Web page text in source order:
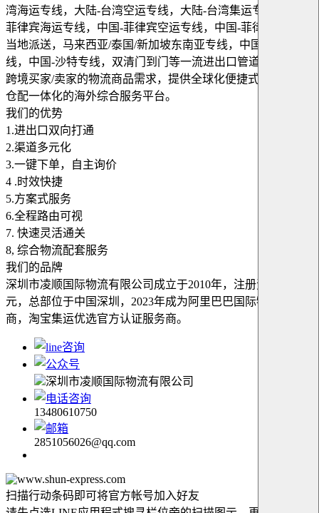
湾海运专线，大陆-台湾空运专线，大陆-台湾集运专线，中国-
菲律宾海运专线，中国-菲律宾空运专线，中国-菲律宾清关及
当地派送，马来西亚/泰国/新加坡东南亚专线，中国-阿联酋专
线，中国-沙特专线，双清门到门等一流进出口管道；为解决
跨境买家/卖家的物流商品需求，提供全球化便捷式跨境物流
仓配一体化的海外综合服务平台。
我们的优势
1.进出口双向打通
2.渠道多元化
3.一键下单，自主询价
4 .时效快捷
5.方案式服务
6.全程路由可视
7. 快速灵活通关
8, 综合物流配套服务
我们的品牌
深圳市凌顺国际物流有限公司成立于2010年，注册资本500万
元，总部位于中国深圳，2023年成为阿里巴巴国际物流服务
商，淘宝集运优选官方认证服务商。
深圳市凌顺国际物流有限公司
13480610750
2851056026@qq.com
扫描行动条码即可将官方帐号加入好友